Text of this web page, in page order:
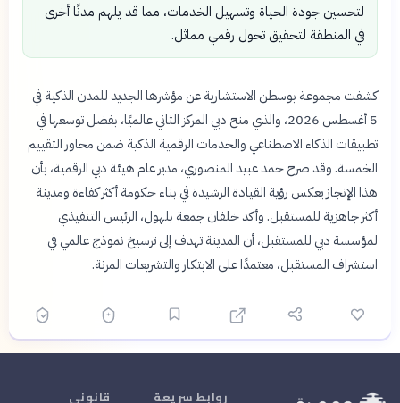
لتحسين جودة الحياة وتسهيل الخدمات، مما قد يلهم مدنًا أخرى
في المنطقة لتحقيق تحول رقمي مماثل.
كشفت مجموعة بوسطن الاستشارية عن مؤشرها الجديد للمدن الذكية في
5 أغسطس 2026، والذي منح دبي المركز الثاني عالميًا، بفضل توسعها في
تطبيقات الذكاء الاصطناعي والخدمات الرقمية الذكية ضمن محاور التقييم
الخمسة. وقد صرح حمد عبيد المنصوري، مدير عام هيئة دبي الرقمية، بأن
هذا الإنجاز يعكس رؤية القيادة الرشيدة في بناء حكومة أكثر كفاءة ومدينة
أكثر جاهزية للمستقبل. وأكد خلفان جمعة بلهول، الرئيس التنفيذي
لمؤسسة دبي للمستقبل، أن المدينة تهدف إلى ترسيخ نموذج عالمي في
استشراف المستقبل، معتمدًا على الابتكار والتشريعات المرنة.
روابط سريعة قانوني